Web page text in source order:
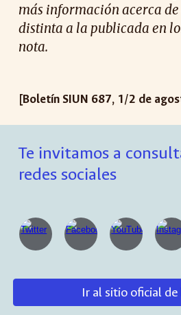
más información acerca
distinta a la publicada en
nota.
[Boletín SIUN 687, 1/2 de
Te invitamos a
redes sociales
Ir al sitio oficial